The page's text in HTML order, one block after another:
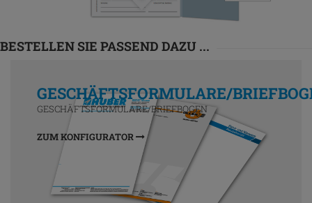
BESTELLEN SIE PASSEND DAZU ...
GESCHÄFTSFORMULARE/
GESCHÄFTSFORMULARE/BRIEFBOGEN
ZUM KONFIGURATOR